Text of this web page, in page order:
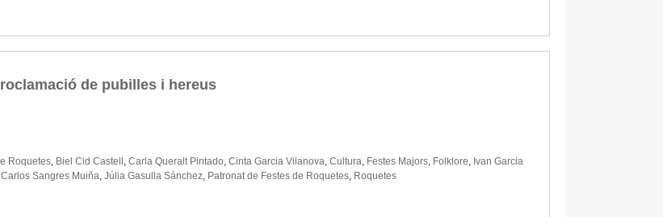
de pubilles i hereus
Roquetes, Biel Cid Castell , Carla Queralt Pintado, Cinta Garcia Vilanova, Cultura, Festes Majors, Folklore, Ivan Garcia
Sangres Muiña, Júlia Gasulla Sánchez, Patronat de Festes de Roquetes, Roquetes